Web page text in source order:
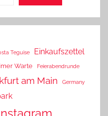
Teguise Einkaufszettel
Warte Feierabendrunde
am Main Germany